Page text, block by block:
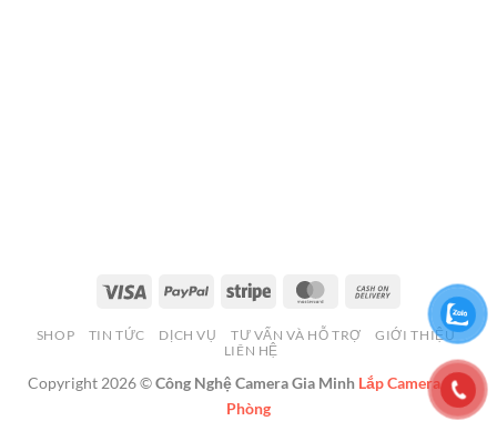
Visa PayPal Stripe MasterCard
Delivery
SHOP TIN TỨC DỊCH VỤ TƯ VẤN VÀ HỖ TRỢ
GIỚI THIỆU
LIÊN HỆ
Copyright 2026 ©Công Nghệ Camera Gia Minh Lắp Camera Hải
Phòng